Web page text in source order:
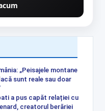
„Peisajele montane
sunt reale sau doar
a pus capăt relației cu
creatorul berăriei